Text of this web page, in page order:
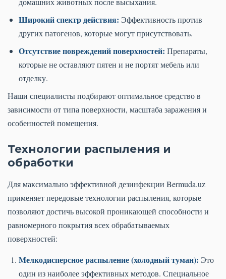
Широкий спектр действия: Эффективность против
других патогенов, которые могут присутствовать.
Отсутствие повреждений поверхностей: Препараты,
которые не оставляют пятен и не портят мебель или
отделку.
Наши специалисты подбирают оптимальное средство в
зависимости от типа поверхности, масштаба заражения и
особенностей помещения.
Технологии распыления и
обработки
Для максимально эффективной дезинфекции Bermuda.uz
применяет передовые технологии распыления, которые
позволяют достичь высокой проникающей способности и
равномерного покрытия всех обрабатываемых
поверхностей:
Мелкодисперсное распыление (холодный туман): Это
один из наиболее эффективных методов. Специальное